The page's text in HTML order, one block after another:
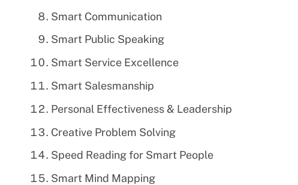
Smart Communication
Smart Public Speaking
Smart Service Excellence
Smart Salesmanship
Personal Effectiveness & Leadership
Creative Problem Solving
Speed Reading for Smart People
Smart Mind Mapping